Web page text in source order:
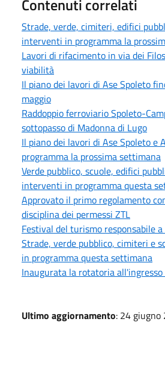
Contenuti correlati
Strade, verde, cimiteri, edifici
interventi in programma la
Lavori di rifacimento in via dei
viabilità
Il piano dei lavori di Ase Spoleto
maggio
Raddoppio ferroviario Spoleto-
sottopasso di Madonna di Lugo
Il piano dei lavori di Ase Spoleto e
programma la prossima settimana
Verde pubblico, scuole, edifici
interventi in programma questa
Approvato il primo regolamento
disciplina dei permessi ZTL
Festival del turismo responsabile
Strade, verde pubblico, cimiteri e
in programma questa settimana
Inaugurata la rotatoria all'ingresso
Ultimo aggiornamento: 24